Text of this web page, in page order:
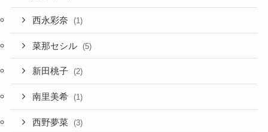
西永彩奈 (1)
菜那セシル (5)
新田桃子 (2)
南里美希 (1)
西野夢菜 (3)